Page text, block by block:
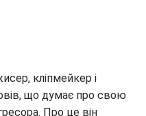
кліпмейкер і
що думає про свою
Про це він